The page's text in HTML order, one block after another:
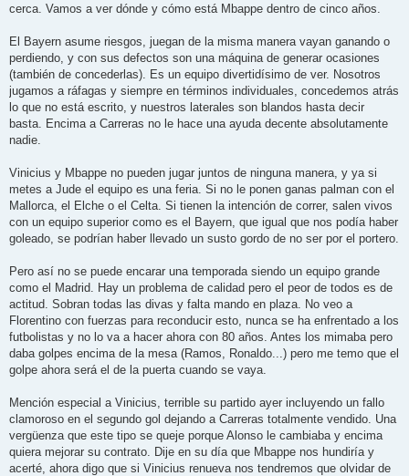
cerca. Vamos a ver dónde y cómo está Mbappe dentro de cinco años.
El Bayern asume riesgos, juegan de la misma manera vayan ganando o
perdiendo, y con sus defectos son una máquina de generar ocasiones
(también de concederlas). Es un equipo divertidísimo de ver. Nosotros
jugamos a ráfagas y siempre en términos individuales, concedemos atrás
lo que no está escrito, y nuestros laterales son blandos hasta decir
basta. Encima a Carreras no le hace una ayuda decente absolutamente
nadie.
Vinicius y Mbappe no pueden jugar juntos de ninguna manera, y ya si
metes a Jude el equipo es una feria. Si no le ponen ganas palman con el
Mallorca, el Elche o el Celta. Si tienen la intención de correr, salen vivos
con un equipo superior como es el Bayern, que igual que nos podía haber
goleado, se podrían haber llevado un susto gordo de no ser por el portero.
Pero así no se puede encarar una temporada siendo un equipo grande
como el Madrid. Hay un problema de calidad pero el peor de todos es de
actitud. Sobran todas las divas y falta mando en plaza. No veo a
Florentino con fuerzas para reconducir esto, nunca se ha enfrentado a los
futbolistas y no lo va a hacer ahora con 80 años. Antes los mimaba pero
daba golpes encima de la mesa (Ramos, Ronaldo...) pero me temo que el
golpe ahora será el de la puerta cuando se vaya.
Mención especial a Vinicius, terrible su partido ayer incluyendo un fallo
clamoroso en el segundo gol dejando a Carreras totalmente vendido. Una
vergüenza que este tipo se queje porque Alonso le cambiaba y encima
quiera mejorar su contrato. Dije en su día que Mbappe nos hundiría y
acerté, ahora digo que si Vinicius renueva nos tendremos que olvidar de